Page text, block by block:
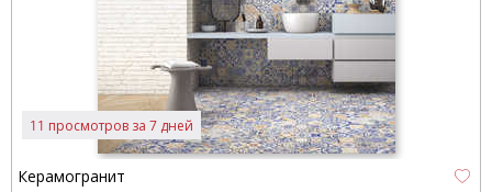
11 просмотров за 7 дней
Керамогранит